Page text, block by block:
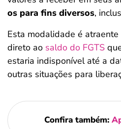
os para fins diversos,
Esta modalidade é
direto ao saldo do FGTS
estaria indisponível até a
outras situações para
Confira também: